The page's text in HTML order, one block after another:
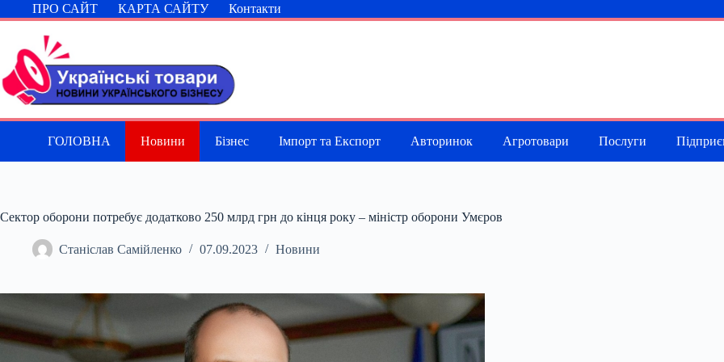
Перейти
до
ПРО САЙТ КАРТА САЙТУ Контакти
ГОЛОВНА Новини Бізнес Імпорт та Експорт Авторинок Агротовари Послуги
Сектор оборони потребує додатково 250 млрд грн до кінця року – міністр оборони Умєров
Станіслав Самійленко 07.09.2023 Новини